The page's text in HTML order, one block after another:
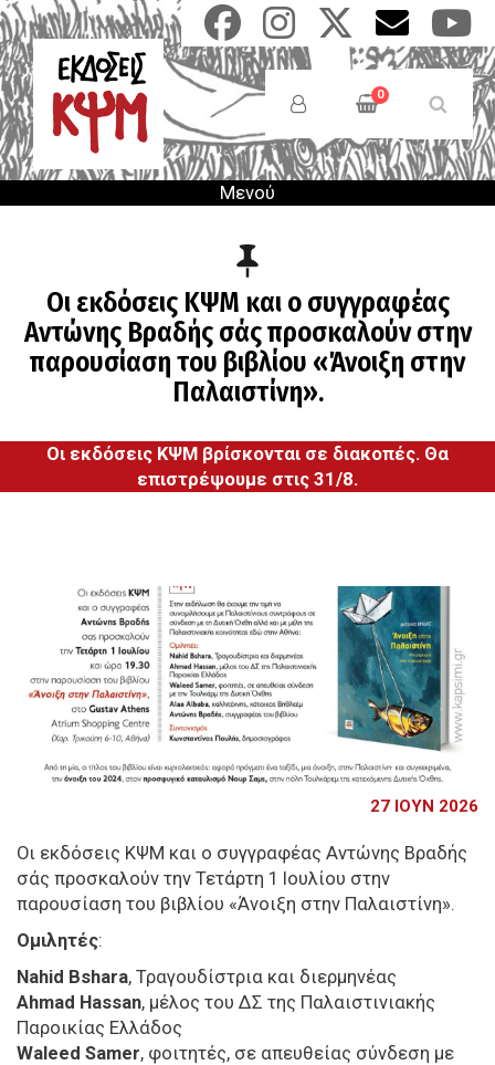
Παράκαμψη
προς
το
κυρίως
περιεχόμενο
Anonymous
Users
Menu
0
Μενού
Οι εκδόσεις ΚΨΜ και ο συγγραφέας
Αντώνης Βραδής σάς προσκαλούν στην
παρουσίαση του βιβλίου «Άνοιξη στην
Παλαιστίνη».
Οι εκδόσεις ΚΨΜ βρίσκονται σε διακοπές. Θα
επιστρέψουμε στις 31/8.
27 ΙΟΥΝ 2026
Οι εκδόσεις ΚΨΜ και ο συγγραφέας Αντώνης Βραδής
σάς προσκαλούν την Τετάρτη 1 Ιουλίου στην
παρουσίαση του βιβλίου «Άνοιξη στην Παλαιστίνη».
Ομιλητές:
Nahid Bshara, Τραγουδίστρια και διερμηνέας
Ahmad Hassan, μέλος του ΔΣ της Παλαιστινιακής
Παροικίας Ελλάδος
Waleed Samer, φοιτητές, σε απευθείας σύνδεση με